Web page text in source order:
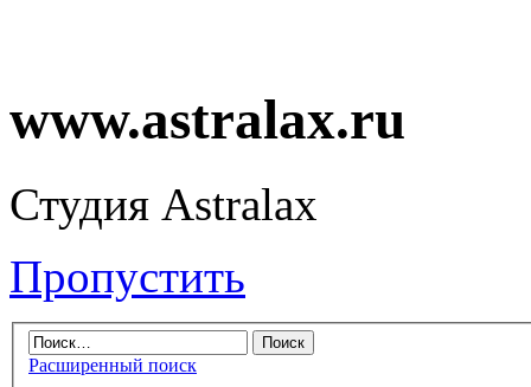
www.astralax.ru
Студия Astralax
Пропустить
Расширенный поиск